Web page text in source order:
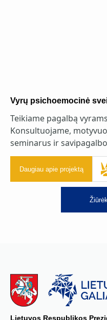
Vyrų psichoemocinė
Teikiame pagalbą
Konsultuojame,
seminarus ir
Daugiau apie projektą
Lietuvos Respublikos